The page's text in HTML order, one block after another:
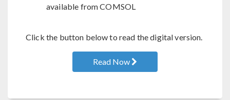
available from COMSOL
Click the button below to read the digital version.
Read Now